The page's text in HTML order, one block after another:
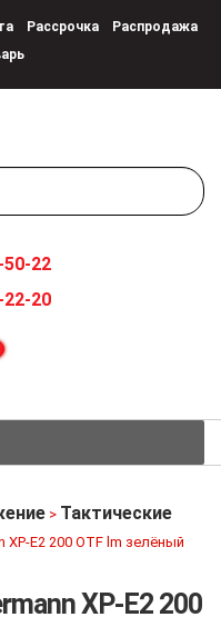
Рассрочка
Распродажа
50-22
22-20
> Тактические
E2 200 OTF lm зелёный
XP-E2 200